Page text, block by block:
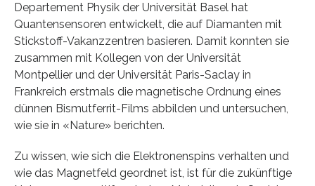
Departement Physik der Universität Basel hat
Quantensensoren entwickelt, die auf Diamanten mit
Stickstoff-Vakanzzentren basieren. Damit konnten sie
zusammen mit Kollegen von der Universität
Montpellier und der Universität Paris-Saclay in
Frankreich erstmals die magnetische Ordnung eines
dünnen Bismutferrit-Films abbilden und untersuchen,
wie sie in «Nature» berichten.
Zu wissen, wie sich die Elektronenspins verhalten und
wie das Magnetfeld geordnet ist, ist für die zukünftige